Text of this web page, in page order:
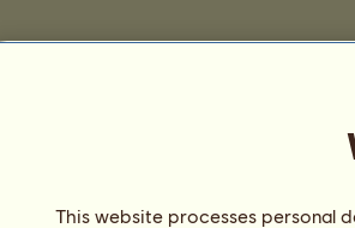
This website processes personal